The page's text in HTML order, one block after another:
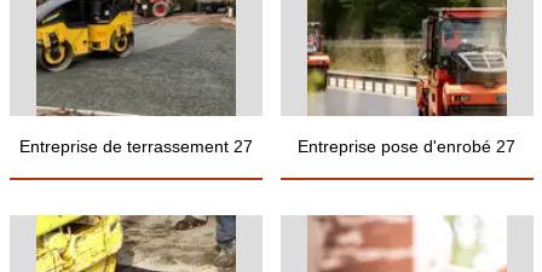
Entreprise de terrassement 27 Entreprise pose d'enrobé 27